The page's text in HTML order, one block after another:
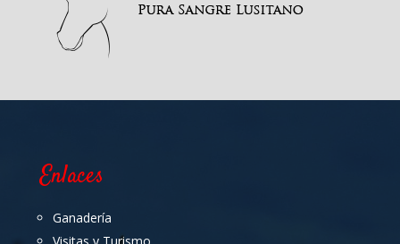
Enlaces
Ganadería
Visitas y Turismo